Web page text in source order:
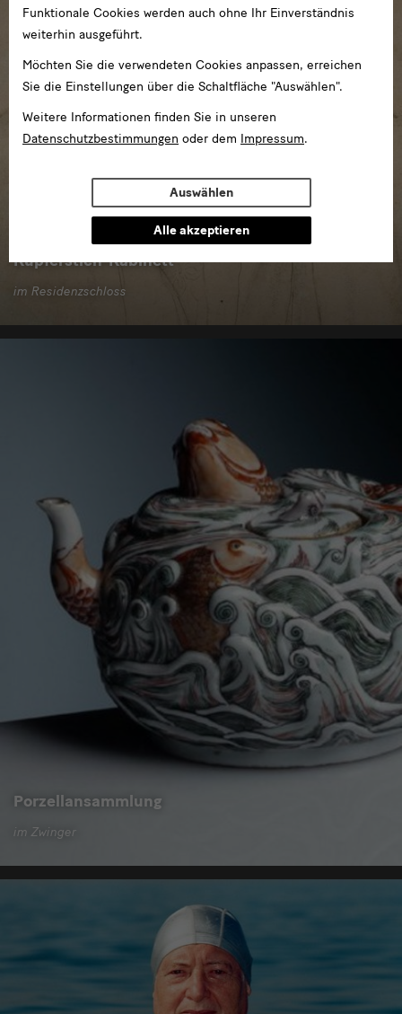
Kupferstich-Kabinett
im Residenzschloss
Porzellansammlung
im Zwinger
Funktionale Cookies werden auch ohne Ihr Einverständnis
weiterhin ausgeführt.
Möchten Sie die verwendeten Cookies anpassen, erreichen
Sie die Einstellungen über die Schaltfläche "Auswählen".
Weitere Informationen finden Sie in unseren
Datenschutzbestimmungen oder dem Impressum.
Auswählen
Alle akzeptieren